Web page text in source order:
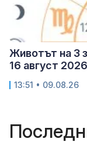
Животът на 3
16 август
13:51 • 09.08.26